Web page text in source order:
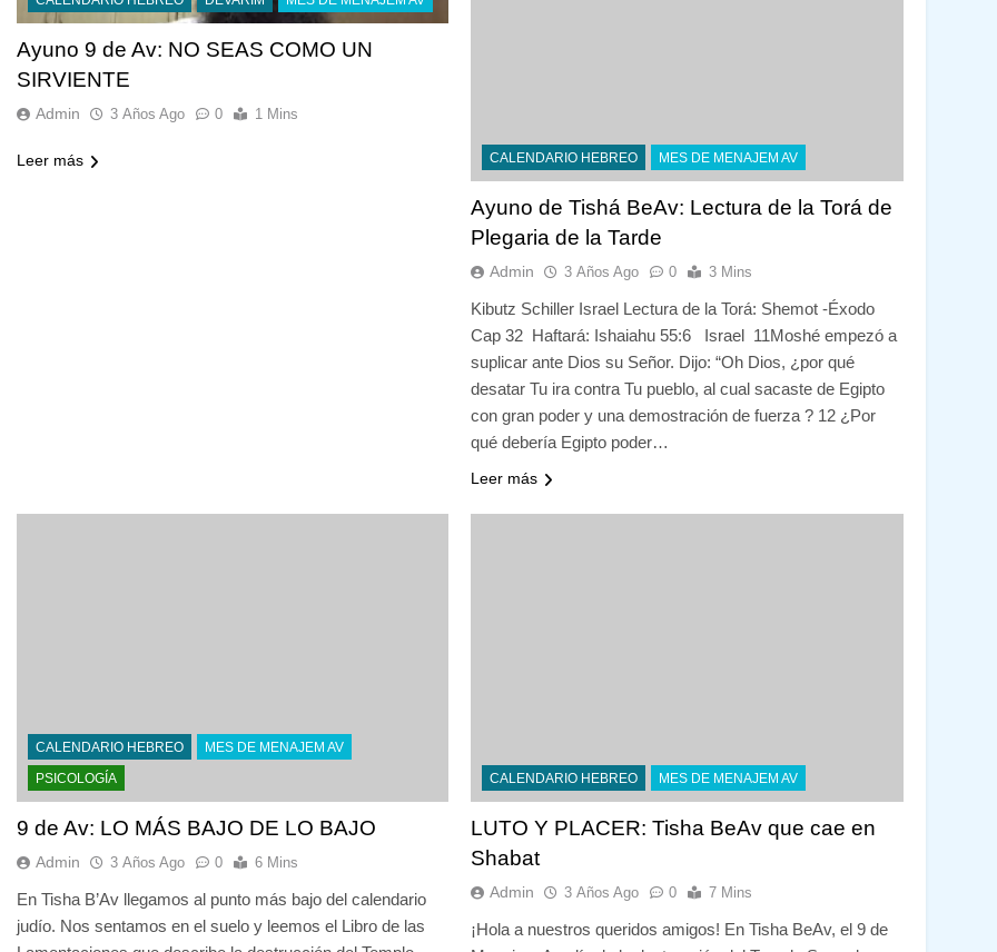
Ayuno 9 de Av: NO SEAS COMO UN
SIRVIENTE
Admin 3 Años Ago 0 1 Mins
Leer más CALENDARIO HEBREO MES DE MENAJEM AV
Ayuno de Tishá BeAv: Lectura de la Torá de
Plegaria de la Tarde
Admin 3 Años Ago 0 3 Mins
Kibutz Schiller Israel Lectura de la Torá: Shemot -Éxodo
Cap 32 Haftará: Ishaiahu 55:6 Israel 11Moshé empezó a
suplicar ante Dios su Señor. Dijo: “Oh Dios, ¿por qué
desatar Tu ira contra Tu pueblo, al cual sacaste de Egipto
con gran poder y una demostración de fuerza ? 12 ¿Por
qué debería Egipto poder…
Leer más
CALENDARIO HEBREO
MES DE MENAJEM AV
PSICOLOGÍA
9 de Av: LO MÁS BAJO DE LO BAJO
Admin 3 Años Ago 0 6 Mins
En Tisha B’Av llegamos al punto más bajo del calendario
judío. Nos sentamos en el suelo y leemos el Libro de las
CALENDARIO HEBREO MES DE MENAJEM AV
LUTO Y PLACER: Tisha BeAv que cae en
Shabat
Admin 3 Años Ago 0 7 Mins
¡Hola a nuestros queridos amigos! En Tisha BeAv, el 9 de